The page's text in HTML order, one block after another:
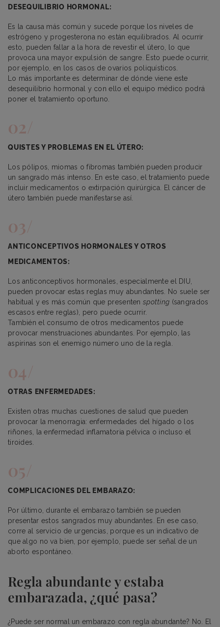
DESEQUILIBRIO HORMONAL:
Es la causa más común y sucede porque los niveles de
estrógeno y progesterona no están equilibrados. Al ocurrir
esto, pueden fallar a la hora de revestir el útero, lo que
provoca una mayor expulsión de sangre. Esto puede ocurrir,
por ejemplo, en los casos de ovarios poliquísticos.
Lo más importante es determinar de dónde viene este
desequilibrio hormonal y con ello el equipo médico podrá
poner el tratamiento oportuno.
QUISTES Y PROBLEMAS EN EL ÚTERO:
Los pólipos, miomas o fibromas también pueden producir
un sangrado más intenso. En este caso, el tratamiento puede
incluir medicamentos o extirpación quirúrgica. El cáncer de
útero también puede manifestarse así.
ANTICONCEPTIVOS HORMONALES Y OTROS
MEDICAMENTOS:
Los anticonceptivos hormonales, especialmente el DIU,
pueden provocar estas reglas muy abundantes. No suele ser
habitual y es más común que presenten spotting (sangrados
escasos entre reglas), pero puede ocurrir.
También el consumo de otros medicamentos puede
provocar menstruaciones abundantes. Por ejemplo, las
aspirinas son el enemigo número uno de la regla.
OTRAS ENFERMEDADES:
Existen otras muchas cuestiones de salud que pueden
provocar la menorragia: enfermedades del hígado o los
riñones, la enfermedad inflamatoria pélvica o incluso el
tiroides.
COMPLICACIONES DEL EMBARAZO:
Por último, durante el embarazo también se pueden
presentar estos sangrados muy abundantes. En ese caso,
corre al servicio de urgencias, porque es un indicativo de
que algo no va bien, por ejemplo, puede ser señal de un
aborto espontáneo.
Regla abundante y estaba
embarazada, ¿qué pasa?
¿Puede ser normal un embarazo con regla abundante? No. El